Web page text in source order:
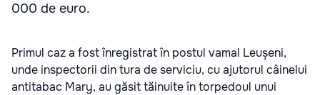
000 de euro.
Primul caz a fost înregistrat în postul vamal Leușeni,
unde inspectorii din tura de serviciu, cu ajutorul câinelui
antitabac Mary, au găsit tăinuite în torpedoul unui